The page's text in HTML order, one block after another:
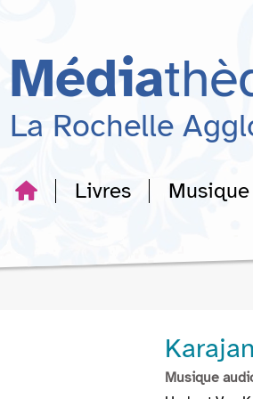
recherche
Média
La Rochelle
Livres Musique
Musique